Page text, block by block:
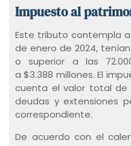
Impuesto al
Este tributo contempla a
de enero de 2024,
o superior a las
a $3.388 millones. El
cuenta el valor total de
deudas y extensiones
correspondiente.
De acuerdo con el